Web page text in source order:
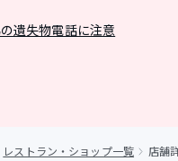
遺失物電話に注意
レストラン・ショップ一覧 店舗